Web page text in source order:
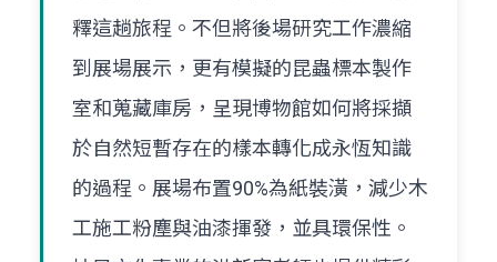
釋這趟旅程。不但將後場研究工作濃縮
到展場展示，更有模擬的昆蟲標本製作
室和蒐藏庫房，呈現博物館如何將採擷
於自然短暫存在的樣本轉化成永恆知識
的過程。展場布置90%為紙裝潢，減少木
工施工粉塵與油漆揮發，並具環保性。